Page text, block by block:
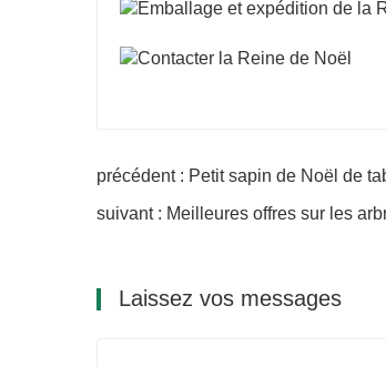
précédent : Petit sapin de Noël de
suivant : Meilleures offres sur les
Laissez vos messages